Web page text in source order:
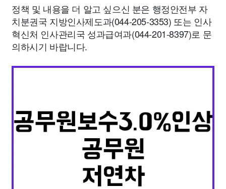
정책 및 내용을 더 알고 싶으신 분은 행정안전부 자
치분권국 지방인사제도과(044-205-3353) 또는 인사
혁신처 인사관리국 성과급여과(044-201-8397)로 문
의하시기 바랍니다.